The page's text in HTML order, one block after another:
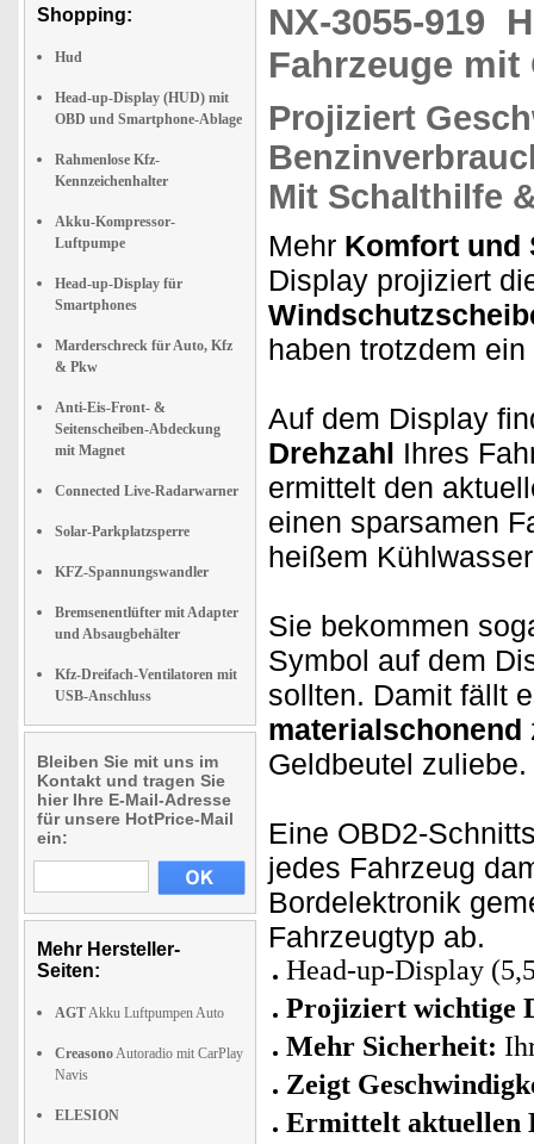
Shopping:
Hud
Head-up-Display (HUD) mit
OBD und Smartphone-Ablage
Rahmenlose Kfz-
Kennzeichenhalter
Akku-Kompressor-
Luftpumpe
Head-up-Display für
Smartphones
Marderschreck für Auto, Kfz
& Pkw
Anti-Eis-Front- &
Seitenscheiben-Abdeckung
mit Magnet
Connected Live-Radarwarner
Solar-Parkplatzsperre
KFZ-Spannungswandler
Bremsenentlüfter mit Adapter
und Absaugbehälter
Kfz-Dreifach-Ventilatoren mit
USB-Anschluss
Bleiben Sie mit uns im
Kontakt und tragen Sie
hier Ihre E-Mail-Adresse
für unsere HotPrice-Mail
ein:
Mehr Hersteller-
Seiten:
AGTAkku Luftpumpen Auto
CreasonoAutoradio mit CarPlay
Navis
ELESION
NX-3055-919
Fahrzeuge mit
Projiziert
Mit Schalthilfe
Mehr Komfort und
Display projiziert
haben trotzdem
Auf dem Display
Drehzahl Ihres
ermittelt den
einen sparsamen
heißem
Sie bekommen
Symbol auf dem
sollten. Damit fällt
materialschonend
Geldbeutel zuliebe.
Eine OBD2-
jedes Fahrzeug
Bordelektronik
Fahrzeugtyp ab.
Head-up-Display
Projiziert wichtige
Mehr Sicherheit:
Zeigt
Ermittelt aktuellen